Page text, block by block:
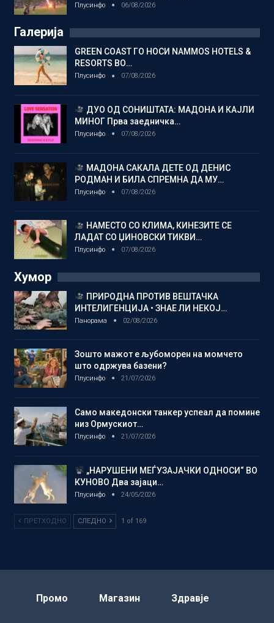
Плусинфо 06/08/2026
Галерија
GREEN COAST ГО НОСИ NAMMOS HOTELS &
RESORTS ВО…
Плусинфо 07/08/2026
ДУО ОД СОНИШТАТА: МАДОНА И КАЈЛИ
МИНОГ Прва заедничка…
Плусинфо 07/08/2026
МАДОНА САКАЛА ДЕТЕ ОД ДЕНИС
РОДМАН И БИЛА СПРЕМНА ДА МУ…
Плусинфо 07/08/2026
НАМЕСТО СО КЛИМА, КИНЕЗИТЕ СЕ
ЛАДАТ СО ЏИНОВСКИ ТИКВИ…
Плусинфо 07/08/2026
Хумор
ПРИРОДНА ПРОТИВ ВЕШТАЧКА
ИНТЕЛИГЕНЦИЈА • ЗНАЕ ЛИ НЕКОЈ…
Панорама 02/08/2026
Зошто мажот е љубоморен на момчето
што одржува базени?
Плусинфо 21/07/2026
Само македонски танкер успеал да помине
низ Ормускиот…
Плусинфо 21/07/2026
„НАРУШЕНИ МЕЃУЗАЈАЧКИ ОДНОСИ“ ВО
КУНОВО Два зајаци…
Плусинфо 24/05/2026
ПРЕТХОДНО СЛЕДНО 1 of 169
Промо Магазин Здравје